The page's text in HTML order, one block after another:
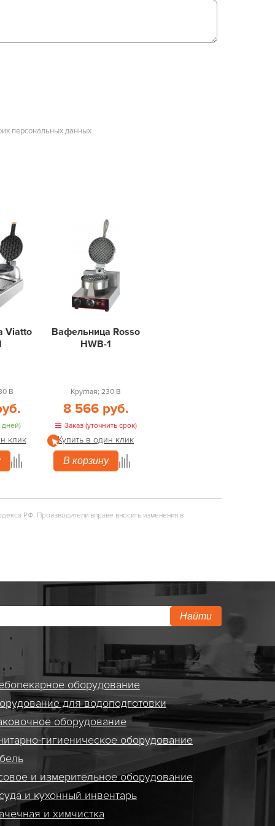
персональных данных
Viatto
В
дней)
клик
Вафельница Rosso
HWB-1
Круглая; 230 В
8 566 руб.
Заказ (уточнить срок)
Купить в один клик
В корзину
РФ. Производители вправе вносить изменения в
Найти
оборудование
для водоподготовки
оборудование
гигиеническое оборудование
и измерительное оборудование
и кухонный инвентарь
и химчистка